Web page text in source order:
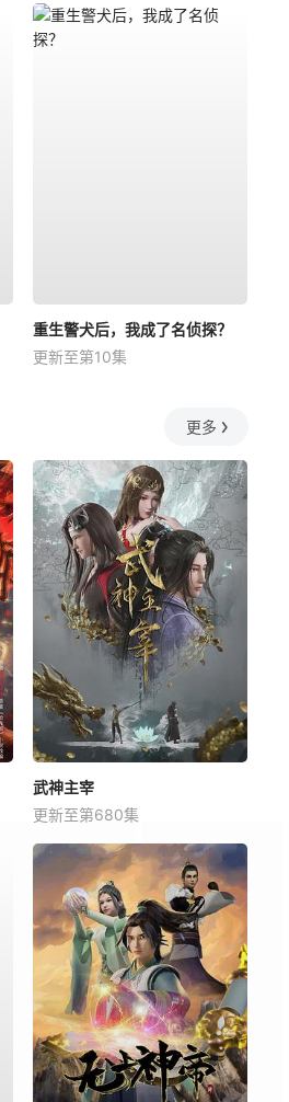
重生警犬后，我成了名侦探？
更新至第10集
更多
武神主宰
更新至第680集